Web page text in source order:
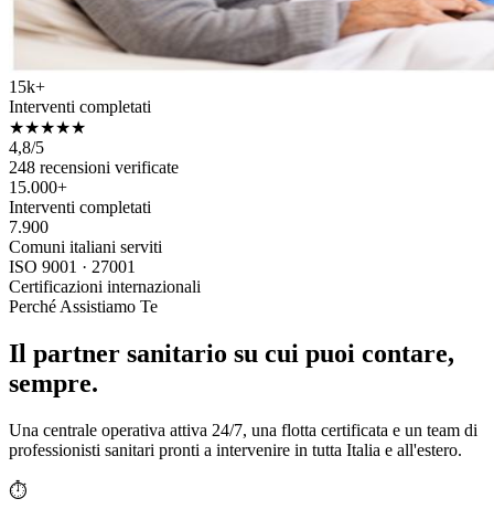
15k+
Interventi completati
★★★★★
4,8/5
248 recensioni verificate
15.000+
Interventi completati
7.900
Comuni italiani serviti
ISO 9001 · 27001
Certificazioni internazionali
Perché Assistiamo Te
Il partner sanitario su cui puoi contare,
sempre.
Una centrale operativa attiva 24/7, una flotta certificata e un team di
professionisti sanitari pronti a intervenire in tutta Italia e all'estero.
⏱️